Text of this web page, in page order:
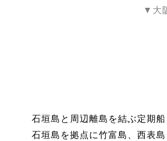
▼大
石垣島と周辺離島を結ぶ定期
石垣島を拠点に竹富島、西表